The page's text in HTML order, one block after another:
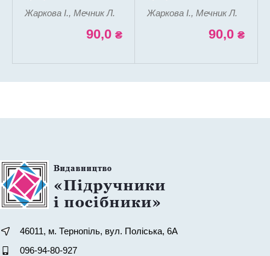
Жаркова І., Мечник Л.
90,0 ₴
Жаркова І., Мечник Л.
90,0 ₴
46011, м. Тернопіль, вул. Поліська, 6А
096-94-80-927